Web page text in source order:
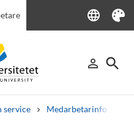
language
Language
Tema
person_outline
Logga in
search
Sök
service Medarbetarinfo